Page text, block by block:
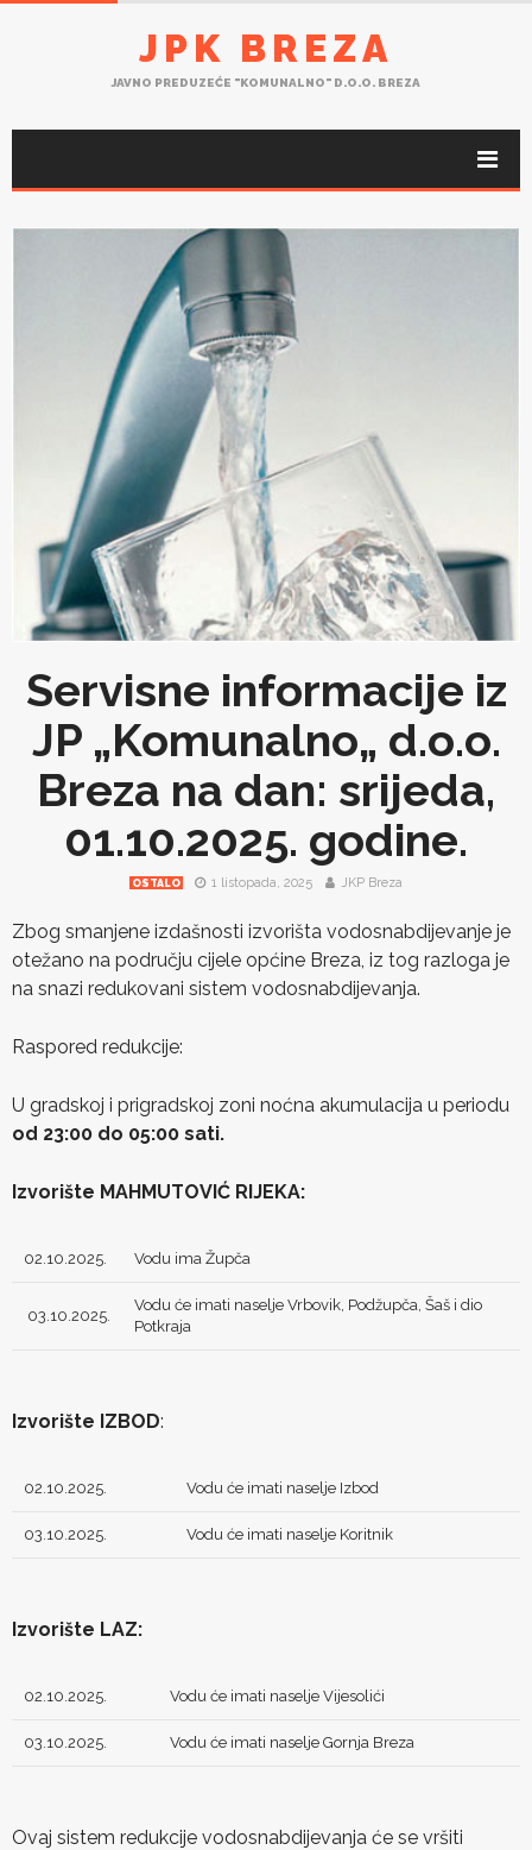
JPK BREZA
JAVNO PREDUZEĆE "KOMUNALNO" D.O.O. BREZA
Servisne informacije iz
JP „Komunalno„ d.o.o.
Breza na dan: srijeda,
01.10.2025. godine.
OSTALO 1 listopada, 2025 JKP Breza
Zbog smanjene izdašnosti izvorišta vodosnabdijevanje je
otežano na području cijele općine Breza, iz tog razloga je
na snazi redukovani sistem vodosnabdijevanja.
Raspored redukcije:
U gradskoj i prigradskoj zoni noćna akumulacija u periodu
od 23:00 do 05:00 sati.
Izvorište MAHMUTOVIĆ RIJEKA:
02.10.2025. Vodu ima Župča
03.10.2025.
Vodu će imati naselje Vrbovik, Podžupča, Šaš i dio
Potkraja
Izvorište IZBOD:
02.10.2025. Vodu će imati naselje Izbod
03.10.2025. Vodu će imati naselje Koritnik
Izvorište LAZ:
02.10.2025. Vodu će imati naselje Vijesolići
03.10.2025. Vodu će imati naselje Gornja Breza
Ovaj sistem redukcije vodosnabdijevanja će se vršiti